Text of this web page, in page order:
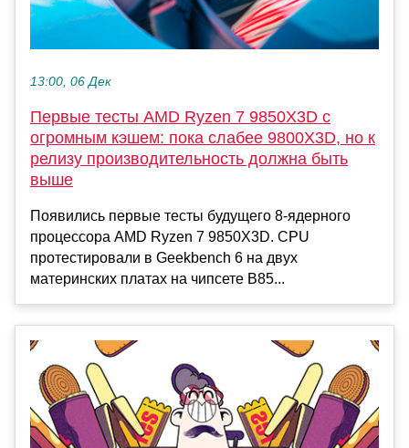
13:00, 06 Дек
Первые тесты AMD Ryzen 7 9850X3D с
огромным кэшем: пока слабее 9800X3D, но к
релизу производительность должна быть
выше
Появились первые тесты будущего 8-ядерного
процессора AMD Ryzen 7 9850X3D. CPU
протестировали в Geekbench 6 на двух
материнских платах на чипсете B85...